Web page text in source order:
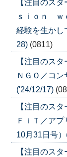
【注目のス
ｓｉｏｎ ｗ
経験を生かし
28) (0811)
【注目のス
ＮＧＯ／コン
('24/12/17)
【注目のス
ＦｉＴ／ア
10月31日号
【注目のス